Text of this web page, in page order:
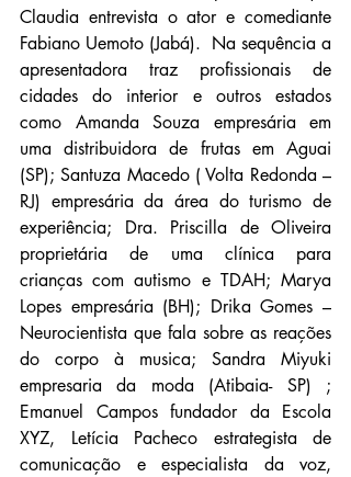
Claudia entrevista o ator e comediante
Fabiano Uemoto (Jabá).  Na sequência a
apresentadora traz profissionais de
cidades do interior e outros estados
como Amanda Souza empresária em
uma distribuidora de frutas em Aguai
(SP); Santuza Macedo ( Volta Redonda –
RJ) empresária da área do turismo de
experiência; Dra. Priscilla de Oliveira
proprietária de uma clínica para
crianças com autismo e TDAH; Marya
Lopes empresária (BH); Drika Gomes –
Neurocientista que fala sobre as reações
do corpo à musica; Sandra Miyuki
empresaria da moda (Atibaia- SP) ;
Emanuel Campos fundador da Escola
XYZ, Letícia Pacheco estrategista de
comunicação e especialista da voz,